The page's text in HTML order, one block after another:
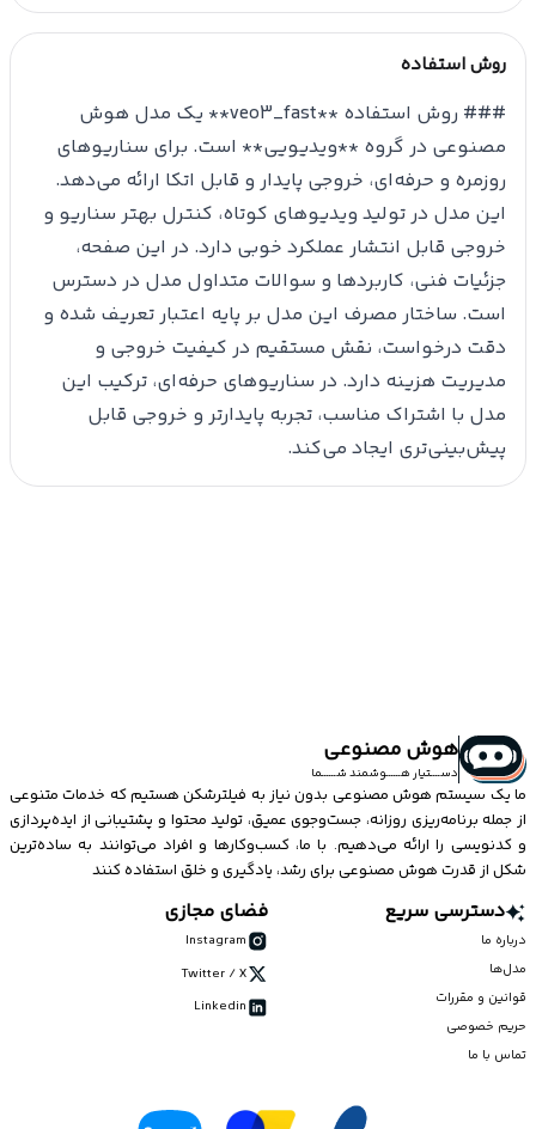
روش استفاده
### روش استفاده **veo3_fast** یک مدل هوش
مصنوعی در گروه **ویدیویی** است. برای سناریوهای
روزمره و حرفه‌ای، خروجی پایدار و قابل اتکا ارائه می‌دهد.
این مدل در تولید ویدیوهای کوتاه، کنترل بهتر سناریو و
خروجی قابل انتشار عملکرد خوبی دارد. در این صفحه،
جزئیات فنی، کاربردها و سوالات متداول مدل در دسترس
است. ساختار مصرف این مدل بر پایه اعتبار تعریف شده و
دقت درخواست، نقش مستقیم در کیفیت خروجی و
مدیریت هزینه دارد. در سناریوهای حرفه‌ای، ترکیب این
مدل با اشتراک مناسب، تجربه پایدارتر و خروجی قابل
پیش‌بینی‌تری ایجاد می‌کند.
هوش مصنوعی
دســــتیار هــــــوشمند شــــــما
ما یک سیستم هوش مصنوعی بدون نیاز به فیلترشکن هستیم که خدمات متنوعی
از جمله برنامه‌ریزی روزانه، جست‌وجوی عمیق، تولید محتوا و پشتیبانی از ایده‌پردازی
و کدنویسی را ارائه می‌دهیم. با ما، کسب‌وکارها و افراد می‌توانند به ساده‌ترین
شکل از قدرت هوش مصنوعی برای رشد، یادگیری و خلق استفاده کنند
دسترسی سریع
درباره ما
مدل‌ها
قوانین و مقررات
حریم خصوصی
تماس با ما
فضای مجازی
Instagram
Twitter / X
Linkedin